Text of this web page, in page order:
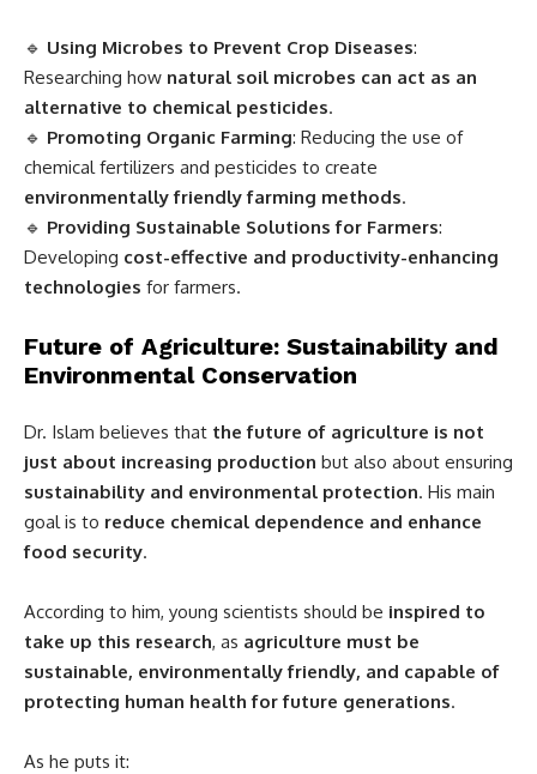
🔹 Using Microbes to Prevent Crop Diseases:
Researching how natural soil microbes can act as an
alternative to chemical pesticides.
🔹 Promoting Organic Farming: Reducing the use of
chemical fertilizers and pesticides to create
environmentally friendly farming methods.
🔹 Providing Sustainable Solutions for Farmers:
Developing cost-effective and productivity-enhancing
technologies for farmers.
Future of Agriculture: Sustainability and
Environmental Conservation
Dr. Islam believes that the future of agriculture is not
just about increasing production but also about ensuring
sustainability and environmental protection. His main
goal is to reduce chemical dependence and enhance
food security.
According to him, young scientists should be inspired to
take up this research, as agriculture must be
sustainable, environmentally friendly, and capable of
protecting human health for future generations.
As he puts it: